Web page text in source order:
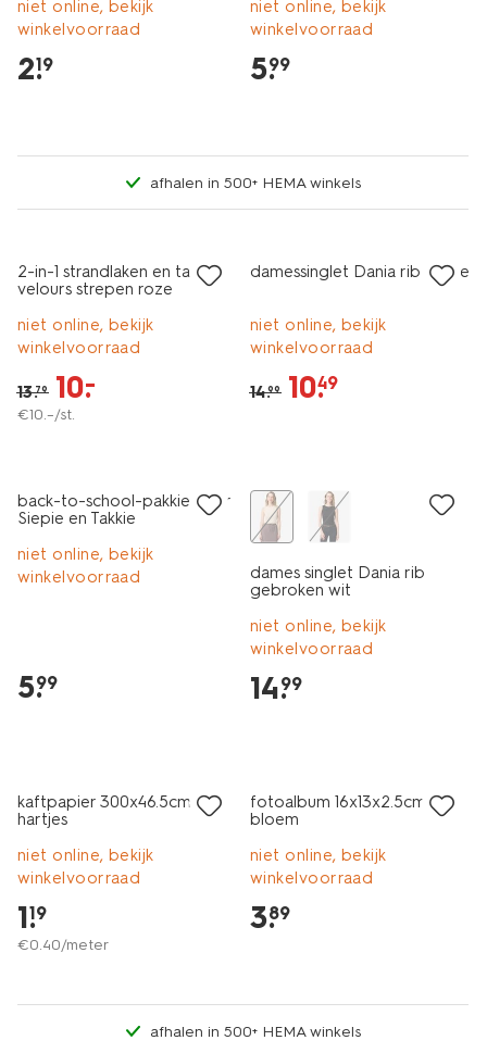
niet online, bekijk
winkelvoorraad
2.
19
niet online, bekijk
winkelvoorraad
5.
99
afhalen in 500+ HEMA winkels
2-in-1 strandlaken en tas
velours strepen roze
niet online, bekijk
winkelvoorraad
13.79 10.
–
€10.–/st.
nieuw
damessinglet Dania rib taupe
niet online, bekijk
winkelvoorraad
14.99 10.
49
back-to-school-pakkie voor
Siepie en Takkie
niet online, bekijk
winkelvoorraad
5.
99
dames singlet Dania rib
gebroken wit
niet online, bekijk
winkelvoorraad
14.
99
kaftpapier 300x46.5cm
hartjes
niet online, bekijk
winkelvoorraad
1.
19
€0.40/meter
fotoalbum 16x13x2.5cm
bloem
niet online, bekijk
winkelvoorraad
3.
89
afhalen in 500+ HEMA winkels